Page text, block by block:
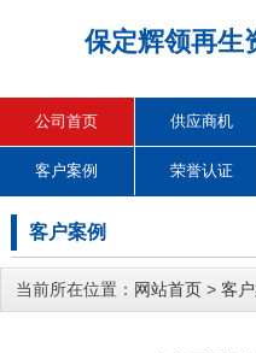
保定辉领再生
公司首页 供应商机
客户案例 荣誉认证
客户案例
当前所在位置： 网站首页 > 客